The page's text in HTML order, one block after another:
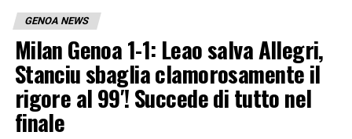
GENOA NEWS
Milan Genoa 1-1: Leao salva Allegri,
Stanciu sbaglia clamorosamente il
rigore al 99′! Succede di tutto nel
finale